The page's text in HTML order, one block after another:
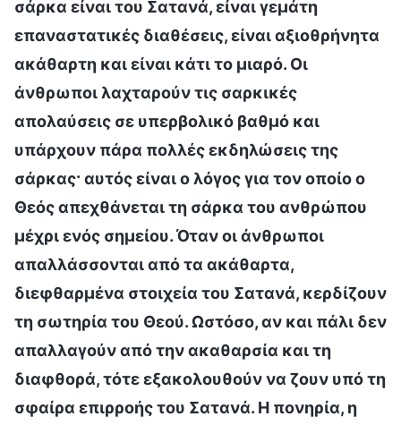
σάρκα είναι του Σατανά, είναι γεμάτη
επαναστατικές διαθέσεις, είναι αξιοθρήνητα
ακάθαρτη και είναι κάτι το μιαρό. Οι
άνθρωποι λαχταρούν τις σαρκικές
απολαύσεις σε υπερβολικό βαθμό και
υπάρχουν πάρα πολλές εκδηλώσεις της
σάρκας· αυτός είναι ο λόγος για τον οποίο ο
Θεός απεχθάνεται τη σάρκα του ανθρώπου
μέχρι ενός σημείου. Όταν οι άνθρωποι
απαλλάσσονται από τα ακάθαρτα,
διεφθαρμένα στοιχεία του Σατανά, κερδίζουν
τη σωτηρία του Θεού. Ωστόσο, αν και πάλι δεν
απαλλαγούν από την ακαθαρσία και τη
διαφθορά, τότε εξακολουθούν να ζουν υπό τη
σφαίρα επιρροής του Σατανά. Η πονηρία, η